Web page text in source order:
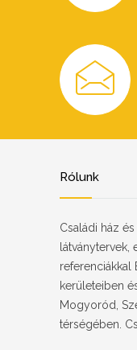
Rólunk
Családi ház
látványtervek,
referenciákkal
kerületeiben
Mogyoród,
térségében.